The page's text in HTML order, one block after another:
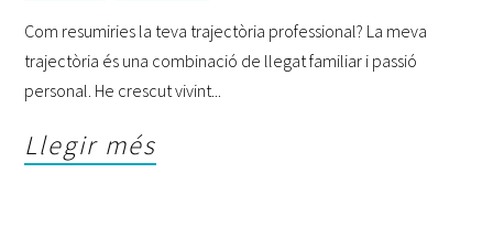
Com resumiries la teva trajectòria professional? La meva
trajectòria és una combinació de llegat familiar i passió
personal. He crescut vivint
Llegir més